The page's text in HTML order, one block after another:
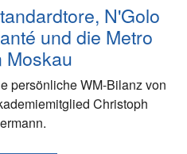
N'Golo
und die Metro
Moskau
persönliche WM-Bilanz von
Christoph